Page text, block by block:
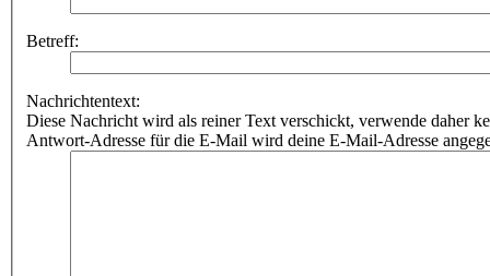
Betreff:
Nachrichtentext:
Diese Nachricht wird als reiner Text verschickt, verwende daher
Antwort-Adresse für die E-Mail wird deine E-Mail-Adresse